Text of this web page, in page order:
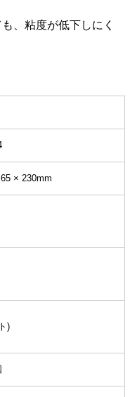
、粘度が低下しにく
× 230mm
)